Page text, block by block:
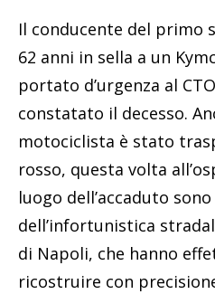
Il conducente del primo
62 anni in sella a un
portato d’urgenza al
constatato il decesso.
motociclista è stato
rosso, questa volta
luogo dell’accaduto
dell’infortunistica
di Napoli, che hanno
ricostruire con